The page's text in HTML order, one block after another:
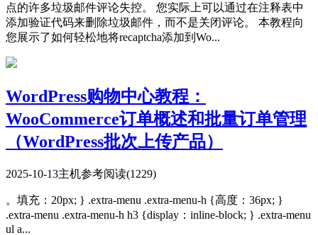
点的许多垃圾邮件评论失控。 您实际上可以通过在注释表中
添加验证代码来删除垃圾邮件，而不是关闭评论。 本教程向
您展示了如何轻松地将recaptcha添加到Wo...
WordPress购物中心教程：
WooCommerce订单概述和批量订单管理
（WordPress批次上传产品）
2025-10-13主机参考阅读(1229)
。填充：20px; } .extra-menu .extra-menu-h {高度：36px; }
.extra-menu .extra-menu-h h3 {display：inline-block; } .extra-menu
ul a...